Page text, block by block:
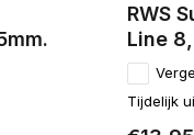
RWS
Line
Tijdelijk